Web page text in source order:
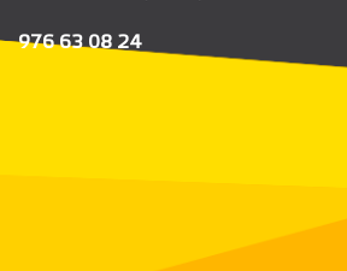
976 63 08 24